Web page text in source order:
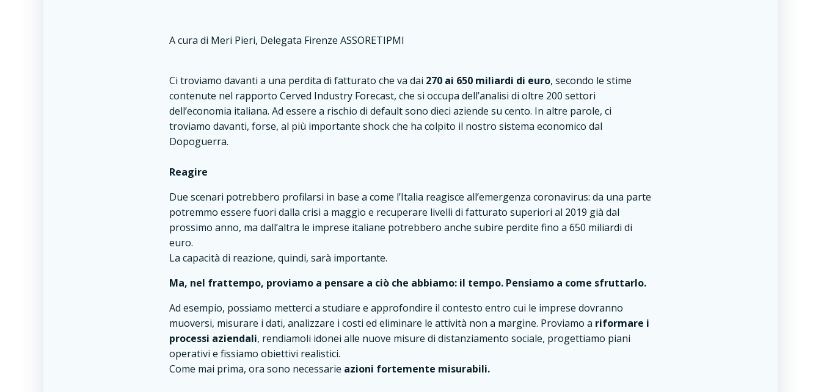
A cura di Meri Pieri, Delegata Firenze ASSORETIPMI
Ci troviamo davanti a una perdita di fatturato che va dai 270 ai 650 miliardi di euro, secondo le stime
contenute nel rapporto Cerved Industry Forecast, che si occupa dell’analisi di oltre 200 settori
dell’economia italiana. Ad essere a rischio di default sono dieci aziende su cento. In altre parole, ci
troviamo davanti, forse, al più importante shock che ha colpito il nostro sistema economico dal
Dopoguerra.
Reagire
Due scenari potrebbero profilarsi in base a come l’Italia reagisce all’emergenza coronavirus: da una parte
potremmo essere fuori dalla crisi a maggio e recuperare livelli di fatturato superiori al 2019 già dal
prossimo anno, ma dall’altra le imprese italiane potrebbero anche subire perdite fino a 650 miliardi di
euro.
La capacità di reazione, quindi, sarà importante.
Ma, nel frattempo, proviamo a pensare a ciò che abbiamo: il tempo. Pensiamo a come sfruttarlo.
Ad esempio, possiamo metterci a studiare e approfondire il contesto entro cui le imprese dovranno
muoversi, misurare i dati, analizzare i costi ed eliminare le attività non a margine. Proviamo a riformare i
processi aziendali, rendiamoli idonei alle nuove misure di distanziamento sociale, progettiamo piani
operativi e fissiamo obiettivi realistici.
Come mai prima, ora sono necessarie azioni fortemente misurabili.